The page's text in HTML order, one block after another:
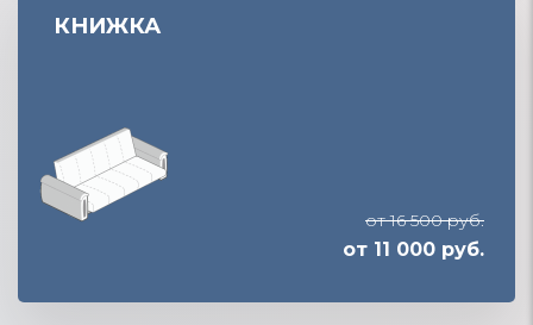
КНИЖКА
от 16 500 руб.
от 11 000 руб.